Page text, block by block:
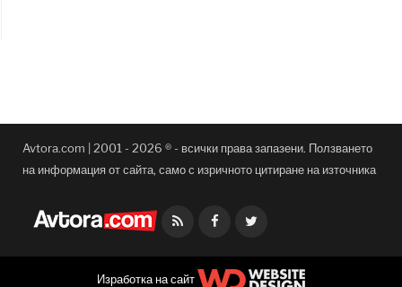
Avtora.com | 2001 - 2026 ® - всички права запазени. Ползването
на информация от сайта, само с изричното цитиране на източника
Facebook
Изработка на сайт